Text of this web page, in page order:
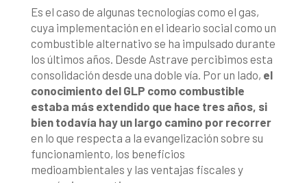
Es el caso de algunas tecnologías como el gas,
cuya implementación en el ideario social como un
combustible alternativo se ha impulsado durante
los últimos años. Desde Astrave percibimos esta
consolidación desde una doble vía. Por un lado, el
conocimiento del GLP como combustible
estaba más extendido que hace tres años, si
bien todavía hay un largo camino por recorrer
en lo que respecta a la evangelización sobre su
funcionamiento, los beneficios
medioambientales y las ventajas fiscales y